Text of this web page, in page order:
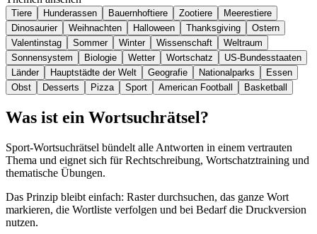
Tiere Hunderassen Bauernhoftiere Zootiere
Meerestiere
Dinosaurier
Weihnachten Halloween Thanksgiving
Ostern
Valentinstag
Sommer Winter Wissenschaft
Weltraum
Sonnensystem
Biologie Wetter Wortschatz
US-Bundesstaaten
Länder
Hauptstädte der Welt Geografie Nationalparks
Essen
Obst
Desserts Pizza Sport American Football Basketball
Was ist ein Wortsuchrätsel?
Sport-Wortsuchrätsel bündelt alle Antworten in einem vertrauten
Thema und eignet sich für Rechtschreibung, Wortschatztraining und
thematische Übungen.
Das Prinzip bleibt einfach: Raster durchsuchen, das ganze Wort
markieren, die Wortliste verfolgen und bei Bedarf die Druckversion
nutzen.